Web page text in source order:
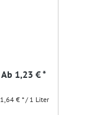
Ab 1,23 € *
1,64 € * / 1 Liter